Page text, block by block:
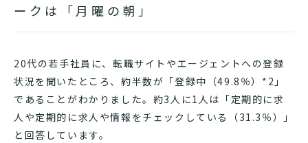
ークは「月曜の朝」
20代の若手社員に、転職サイトやエージェントへの登録
状況を聞いたところ、約半数が「登録中（49.8％）*2」
であることがわかりました。約3人に1人は「定期的に求
人や定期的に求人や情報をチェックしている（31.3％）」
と回答しています。